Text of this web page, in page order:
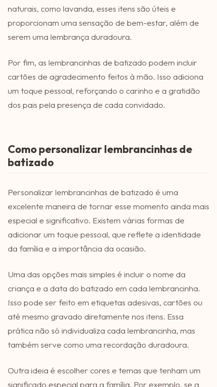
naturais, como lavanda, esses itens são úteis e
proporcionam uma sensação de bem-estar, além de
serem uma lembrança duradoura.
Por fim, as lembrancinhas de batizado podem incluir
cartões de agradecimento feitos à mão. Isso adiciona
um toque pessoal, reforçando o carinho e a gratidão
dos pais pela presença de cada convidado.
Como personalizar lembrancinhas de
batizado
Personalizar lembrancinhas de batizado é uma
excelente maneira de tornar esse momento ainda mais
especial e significativo. Existem várias formas de
adicionar um toque pessoal, que reflete a identidade
da família e a importância da ocasião.
Uma das opções mais simples é incluir o nome da
criança e a data do batizado em cada lembrancinha.
Isso pode ser feito em etiquetas adesivas, cartões ou
até mesmo gravado diretamente nos itens. Essa
prática não só individualiza cada lembrancinha, mas
também serve como uma recordação duradoura.
Outra ideia é escolher cores e temas que tenham um
significado especial para a família. Por exemplo, se a